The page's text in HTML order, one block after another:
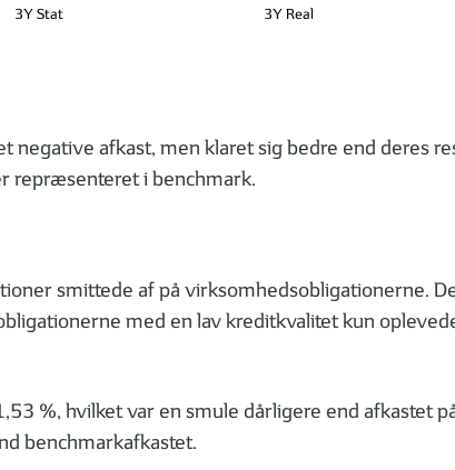
3Y Stat 3Y Real
negative afkast, men klaret sig bedre end deres
repræsenteret i benchmark.
smittede af på virksomhedsobligationerne.
med en lav kreditkvalitet kun
%, hvilket var en smule dårligere end afkastet
benchmarkafkastet.